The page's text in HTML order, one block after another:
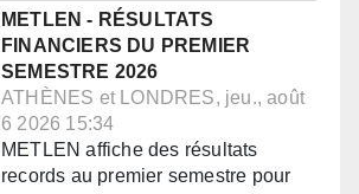
METLEN - RÉSULTATS
FINANCIERS DU PREMIER
SEMESTRE 2026
ATHÈNES et LONDRES, jeu., août
6 2026 15:34
METLEN affiche des résultats
records au premier semestre pour